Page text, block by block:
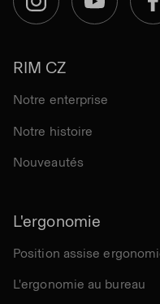
InstagramYouTube
RIM CZ
Notre enterprise
Notre histoire
Nouveautés
L'ergonomie
Position assise
L'ergonomie au bureau